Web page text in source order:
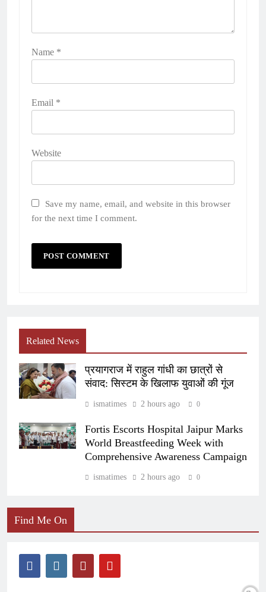
Name *
Email *
Website
Save my name, email, and website in this browser
for the next time I comment.
Related News
प्रयागराज में राहुल गांधी का छात्रों से
संवाद: सिस्टम के खिलाफ युवाओं की गूंज
ismatimes 2 hours ago 0
Fortis Escorts Hospital Jaipur Marks
World Breastfeeding Week with
Comprehensive Awareness Campaign
ismatimes 2 hours ago 0
Find Me On